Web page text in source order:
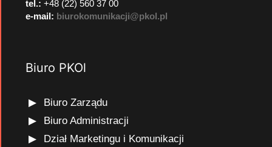
tel.: +48 (22) 560 37 00
e-mail: biurokomunikacji@pkol.pl
Biuro PKOl
Biuro Zarządu
Biuro Administracji
Dział Marketingu i Komunikacji